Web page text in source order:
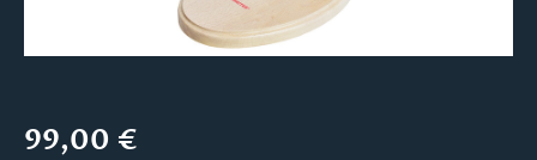
Regulärer Preis:
99,00 €